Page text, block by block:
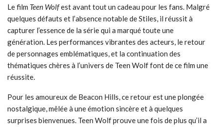
Le film Teen Wolfest avant tout un cadeau pour les fans. Malgré
quelques défauts et l’absence notable de Stiles, il réussit à
capturer l’essence de la série qui a marqué toute une
génération. Les performances vibrantes des acteurs, le retour
de personnages emblématiques, et la continuation des
thématiques chères à l’univers de Teen Wolf font de ce film une
réussite.
Pour les amoureux de Beacon Hills, ce retour est une plongée
nostalgique, mêlée à une émotion sincère et à quelques
surprises bienvenues. Teen Wolf prouve une fois de plus qu’il a